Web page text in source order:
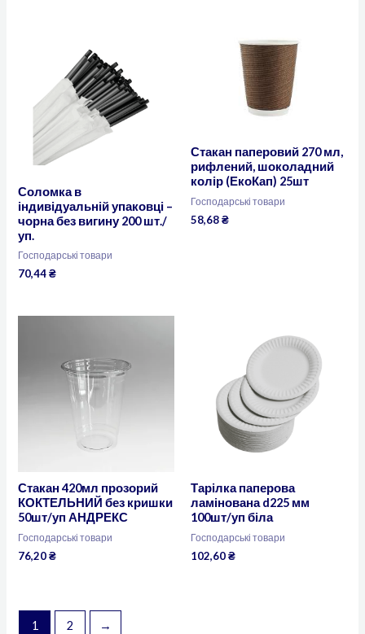
Соломка в
індивідуальній упаковці –
чорна без вигину 200 шт./
уп.
Господарські товари
70,44₴
Стакан паперовий 270 мл,
рифлений, шоколадний
колір (ЕкоКап) 25шт
Господарські товари
58,68₴
Стакан 420мл прозорий
КОКТЕЛЬНИЙ без кришки
50шт/уп АНДРЕКС
Господарські товари
76,20₴
Тарілка паперова
ламінована d225 мм
100шт/уп біла
Господарські товари
102,60₴
1 2 →